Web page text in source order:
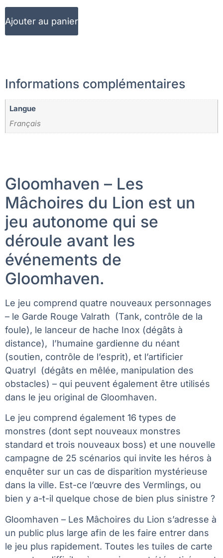
Ajouter au panier
Informations complémentaires
Langue
Français
Gloomhaven – Les
Mâchoires du Lion est un
jeu autonome qui se
déroule avant les
événements de
Gloomhaven.
Le jeu comprend quatre nouveaux personnages
– le Garde Rouge Valrath (Tank, contrôle de la
foule), le lanceur de hache Inox (dégâts à
distance), l’humaine gardienne du néant
(soutien, contrôle de l’esprit), et l’artificier
Quatryl (dégâts en mêlée, manipulation des
obstacles) – qui peuvent également être utilisés
dans le jeu original de Gloomhaven.
Le jeu comprend également 16 types de
monstres (dont sept nouveaux monstres
standard et trois nouveaux boss) et une nouvelle
campagne de 25 scénarios qui invite les héros à
enquêter sur un cas de disparition mystérieuse
dans la ville. Est-ce l’œuvre des Vermlings, ou
bien y a-t-il quelque chose de bien plus sinistre ?
Gloomhaven – Les Mâchoires du Lion s’adresse à
un public plus large afin de les faire entrer dans
le jeu plus rapidement. Toutes les tuiles de carte